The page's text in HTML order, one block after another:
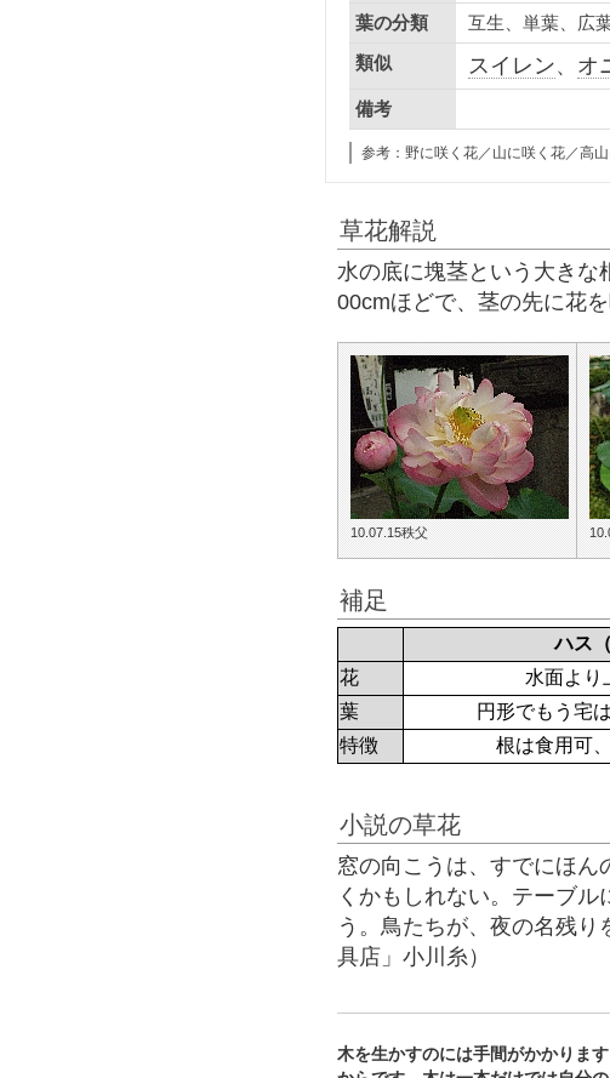
葉の分類 互生、単葉、広
類似 スイレン、 オ
備考
参考：野に咲く花／山に咲く花／高山
草花解説
水の底に塊茎という大きな
00cmほどで、茎の先に花
10.07.15秩父
補足
ハス（
花
水面より
葉
円形でもう宅
特徴
根は食用可
小説の草花
窓の向こうは、すでにほん
くかもしれない。テーブ
う。鳥たちが、夜の名残
具店」小川糸）
木を生かすのには手間がかかりま